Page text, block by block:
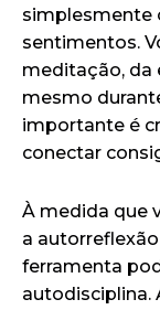
simplesmente
sentimentos.
meditação, da
mesmo
importante é
conectar
À medida que
a
ferramenta
autodisciplina.